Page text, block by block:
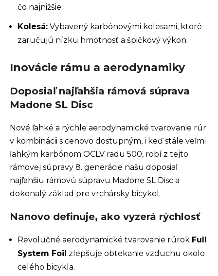
čo najnižšie.
Kolesá: Vybavený karbónovými kolesami, ktoré
zaručujú nízku hmotnosť a špičkový výkon.
Inovácie rámu a aerodynamiky
Doposiaľ najľahšia rámová súprava
Madone SL Disc
Nové ľahké a rýchle aerodynamické tvarovanie rúr
v kombinácii s cenovo dostupným, i keď stále veľmi
ľahkým karbónom OCLV radu 500, robí z tejto
rámovej súpravy 8. generácie našu doposiaľ
najľahšiu rámovú súpravu Madone SL Disc a
dokonalý základ pre vrchársky bicykel.
Nanovo definuje, ako vyzerá rýchlosť
Revolučné aerodynamické tvarovanie rúrok Full
System Foil zlepšuje obtekanie vzduchu okolo
celého bicykla.